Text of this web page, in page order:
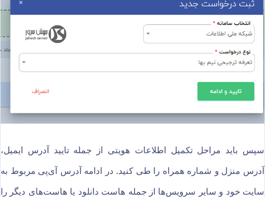
سپس باید مراحل تکمیل اطلاعات هویتی از جمله تایید آدرس ایمیل،
آدرس منزل و شماره همراه را طی کنید. در ادامه آدرس آی‌پی مربوط به
سایت خود و سایر سرویس‌ها از جمله هاست دانلود یا هاست‌های دیگر را